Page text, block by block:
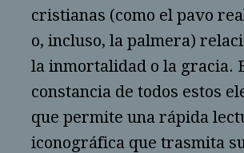
cristianas (como el pavo
o, incluso, la palmera)
la inmortalidad o la gracia.
constancia de todos estos
que permite una rápida
iconográfica que trasmita